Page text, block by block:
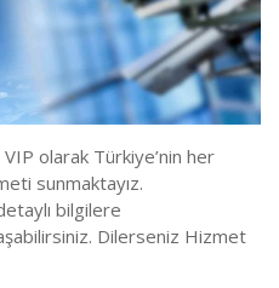
olarak Türkiye’nin her
sunmaktayız.
bilgilere
Dilerseniz Hizmet